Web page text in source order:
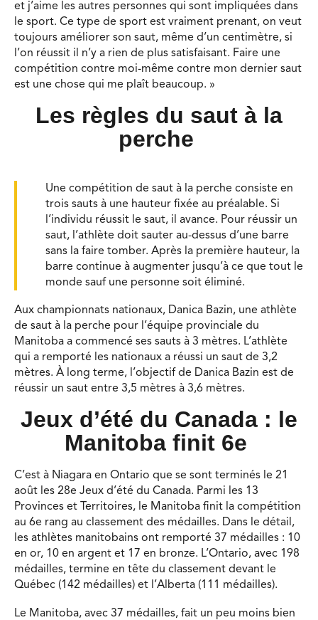
et j’aime les autres personnes qui sont impliquées dans
le sport. Ce type de sport est vraiment prenant, on veut
toujours améliorer son saut, même d’un centimètre, si
l’on réussit il n’y a rien de plus satisfaisant. Faire une
compétition contre moi-même contre mon dernier saut
est une chose qui me plaît beaucoup. »
Les règles du saut à la
perche
Une compétition de saut à la perche consiste en
trois sauts à une hauteur fixée au préalable. Si
l’individu réussit le saut, il avance. Pour réussir un
saut, l’athlète doit sauter au-dessus d’une barre
sans la faire tomber. Après la première hauteur, la
barre continue à augmenter jusqu’à ce que tout le
monde sauf une personne soit éliminé.
Aux championnats nationaux, Danica Bazin, une athlète
de saut à la perche pour l’équipe provinciale du
Manitoba a commencé ses sauts à 3 mètres. L’athlète
qui a remporté les nationaux a réussi un saut de 3,2
mètres. À long terme, l’objectif de Danica Bazin est de
réussir un saut entre 3,5 mètres à 3,6 mètres.
Jeux d’été du Canada : le
Manitoba finit 6e
C’est à Niagara en Ontario que se sont terminés le 21
août les 28e Jeux d’été du Canada. Parmi les 13
Provinces et Territoires, le Manitoba finit la compétition
au 6e rang au classement des médailles. Dans le détail,
les athlètes manitobains ont remporté 37 médailles : 10
en or, 10 en argent et 17 en bronze. L’Ontario, avec 198
médailles, termine en tête du classement devant le
Québec (142 médailles) et l’Alberta (111 médailles).
Le Manitoba, avec 37 médailles, fait un peu moins bien